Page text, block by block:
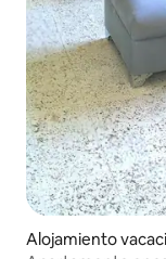
Alojamiento